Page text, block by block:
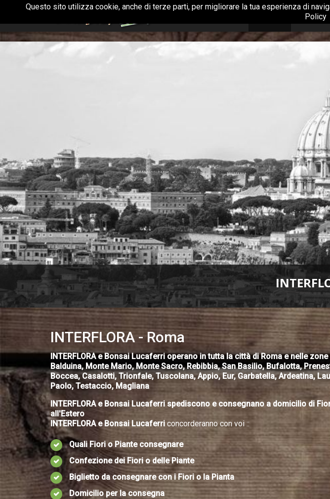
Bonsai
INTERFLORA - Roma
INTERFLORA e Bonsai Lucaferri operano in tutta la città di Roma e nelle
Balduina, Monte Mario, Monte Sacro, Rebibbia, San Basilio, Bufalotta,
Boccea, Casalotti, Trionfale, Tuscolana, Appio, Eur, Garbatella, Ardeatina,
Paolo, Testaccio, Magliana
INTERFLORA e Bonsai Lucaferri spediscono e consegnano a domicilio di
all'Estero
INTERFLORA e Bonsai Lucaferri concorderanno con voi ::
Quali Fiori o Piante consegnare
Confezione dei Fiori o delle Piante
Biglietto da consegnare con i Fiori o la Pianta
Domicilio per la consegna
Questo sito utilizza cookie, anche di terze parti, per migliorare la tua esperienza di
Policy